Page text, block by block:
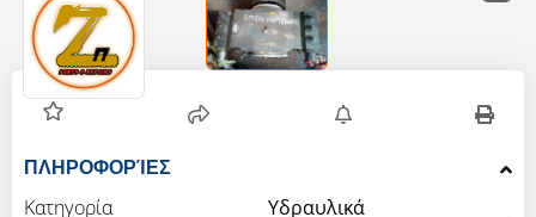
ΠΛΗΡΟΦΟΡΊΕΣ
Κατηγορία
Υδραυλικά